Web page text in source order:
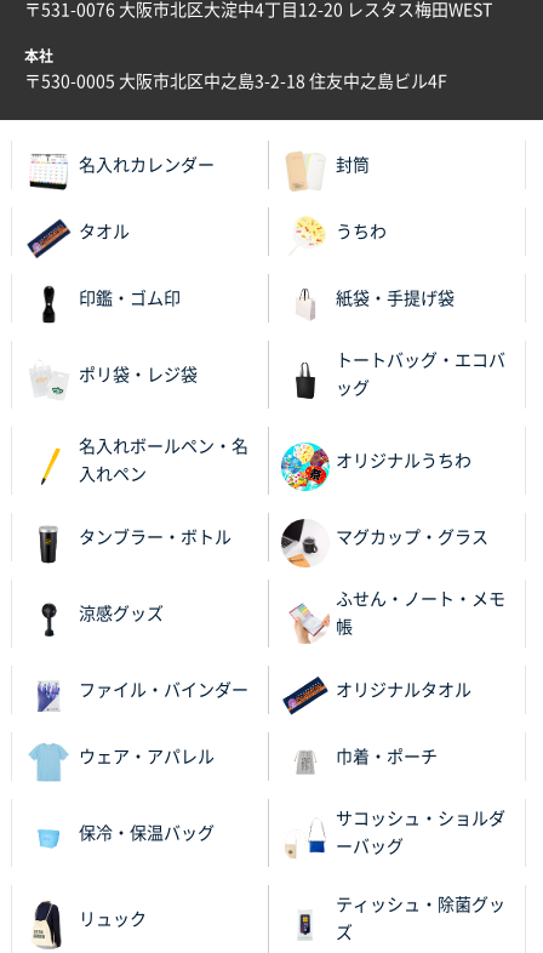
他部署のスタッフからの指示
兵庫県S社様
以前発注しているので、データが残っている点が良か
2025年11月25日 16:41
前回同様、安心できるから
uni ジェットストリーム 05
2025年11月21日 16:39
何度か注文していて、満足していたから
神奈川県のお客様
のし文言が変更できたのと価格。
千葉県M社様
ワンポイント箔押し紙袋 Sサイズ(A5対応)
2025年11月06日 14:57
営業ご担当者さまより、ご丁寧なサポートをいただ
進められました。
【ポリ袋】特別ご注文ページ
3000枚
〒531-0076 大阪市北区大淀中4丁目12-20 レスタス梅田WEST
本社
〒530-0005 大阪市北区中之島3-2-18 住友中之島ビル4F
名入れカレンダー 封筒
タオル うちわ
印鑑・ゴム印 紙袋・手提げ袋
ポリ袋・レジ袋
トートバッグ・エコバ
ッグ
名入れボールペン・名
入れペン
オリジナルうちわ
タンブラー・ボトル マグカップ・グラス
涼感グッズ
ふせん・ノート・メモ
帳
ファイル・バインダー オリジナルタオル
ウェア・アパレル 巾着・ポーチ
保冷・保温バッグ
サコッシュ・ショルダ
ーバッグ
リュック
ティッシュ・除菌グッ
ズ